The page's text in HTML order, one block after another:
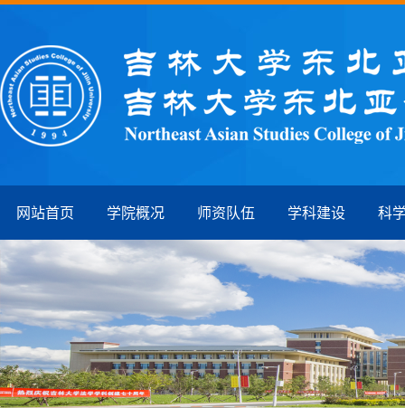
网站首页 学院概况 师资队伍 学科建设 科